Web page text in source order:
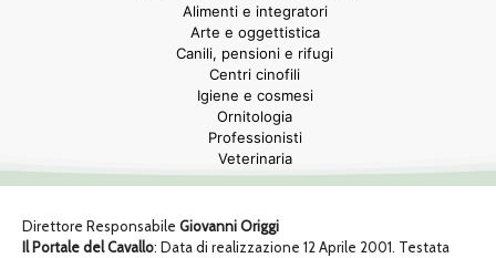
Alimenti e integratori
Arte e oggettistica
Canili, pensioni e rifugi
Centri cinofili
Igiene e cosmesi
Ornitologia
Professionisti
Veterinaria
Direttore Responsabile Giovanni Origgi
Il Portale del Cavallo: Data di realizzazione 12 Aprile 2001. Testata